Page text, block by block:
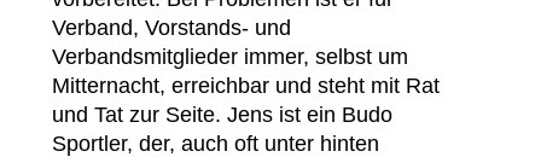
Verband, Vorstands- und
Verbandsmitglieder immer, selbst um
Mitternacht, erreichbar und steht mit Rat
und Tat zur Seite. Jens ist ein Budo
Sportler, der, auch oft unter hinten